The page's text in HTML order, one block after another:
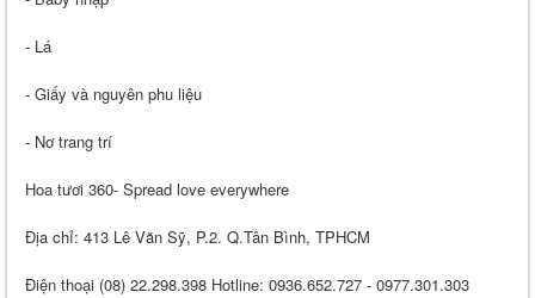
- Lá
- Giấy và nguyên phu liệu
- Nơ trang trí
Hoa tươi 360- Spread love everywhere
Địa chỉ: 413 Lê Văn Sỹ, P.2. Q.Tân Bình, TPHCM
Điện thoại (08) 22.298.398 Hotline: 0936.652.727 - 0977.301.303